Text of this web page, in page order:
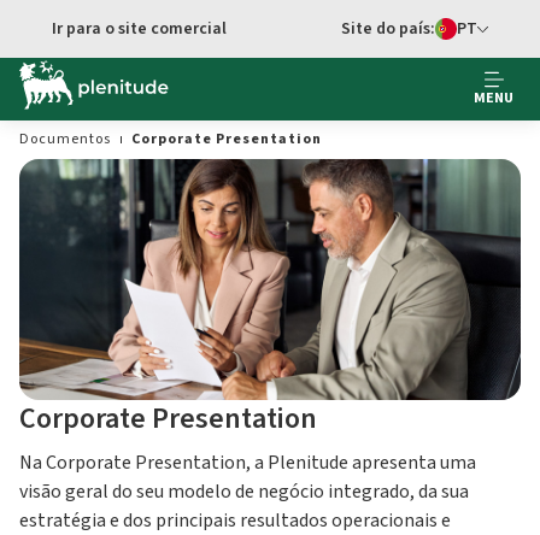
Ir para o site comercial
Seletor de
Site do país: PT
MENU
Documentos
Corporate Presentation
Corporate Presentation
Na Corporate Presentation, a Plenitude apresenta uma
visão geral do seu modelo de negócio integrado, da sua
estratégia e dos principais resultados operacionais e